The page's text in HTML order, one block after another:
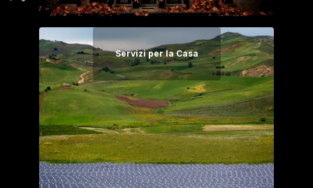
Servizi per la Casa